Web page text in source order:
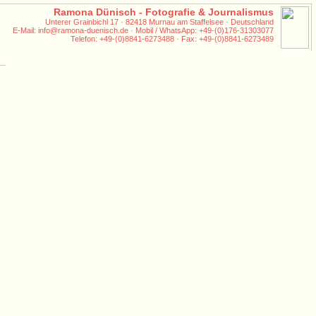
Ramona Dünisch - Fotografie & Journalismus
Unterer Grainbichl 17 · 82418 Murnau am Staffelsee · Deutschland
E-Mail: info@ramona-duenisch.de · Mobil / WhatsApp: +49-(0)176-31303077
Telefon: +49-(0)8841-6273488 · Fax: +49-(0)8841-6273489